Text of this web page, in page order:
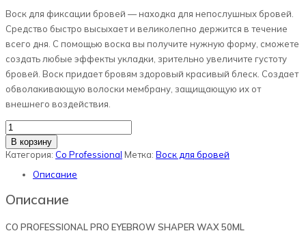
Воск для фиксации бровей — находка для непослушных бровей.
Средство быстро высыхает и великолепно держится в течение
всего дня. С помощью воска вы получите нужную форму, сможете
создать любые эффекты укладки, зрительно увеличите густоту
бровей. Воск придает бровям здоровый красивый блеск. Создает
обволакивающую волоски мембрану, защищающую их от
внешнего воздействия.
Количество
товара
Воск
для
укладки
бровей
Professional
ml
В корзину
Категория: Co Professional Метка: Воск для бровей
Описание
Описание
CO PROFESSIONAL PRO EYEBROW SHAPER WAX 50ML